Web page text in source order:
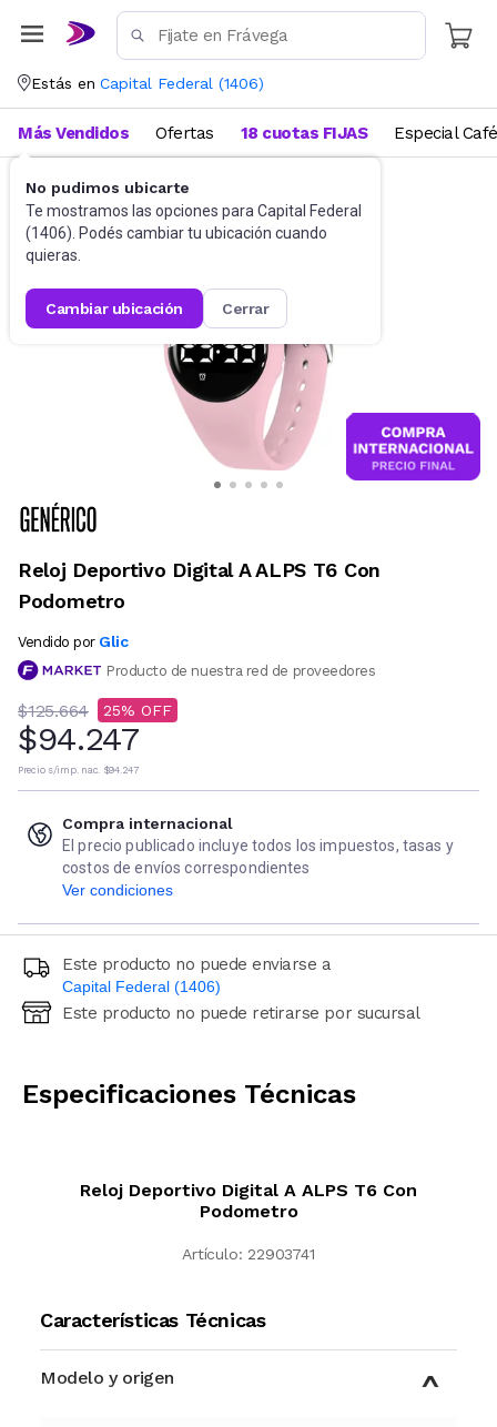
Estás en Capital Federal (1406)
No pudimos ubicarte
Te mostramos las opciones para Capital Federal
(1406). Podés cambiar tu ubicación cuando
quieras.
cambiar ubicación cerrar
Más Vendidos Ofertas 18 cuotas FIJAS Especial Café
Relojes Relojes para niños
Reloj Deportivo Digital A ALPS T6 Con
Podometro
Vendido por Glic
Producto de nuestra red de proveedores
$125.664 25
$94.247
Precio s/imp. nac. $94.247
Compra internacional
El precio publicado incluye todos los impuestos, tasas y
costos de envíos correspondientes
Ver condiciones
Este producto no puede enviarse a
Capital Federal (1406)
Ingresá código postal (sólo números)
Este producto no puede retirarse por sucursal
Especificaciones Técnicas
Reloj Deportivo Digital A ALPS T6 Con
Podometro
Artículo: 22903741
Características Técnicas
Modelo y origen